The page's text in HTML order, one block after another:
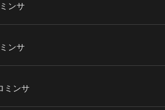
ンサ
ンサ
ミンサ